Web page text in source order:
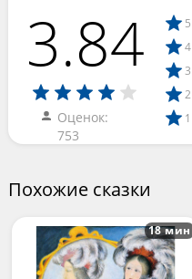
3.84
Оценок:
753
5
4
3
2
1
Похожие сказки
18 мин